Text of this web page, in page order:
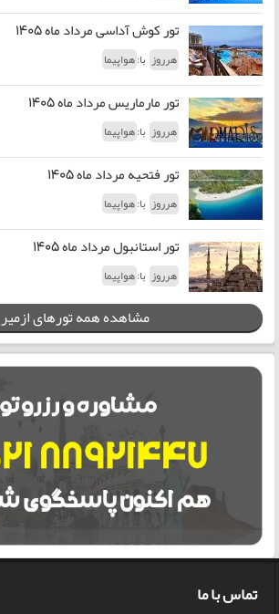
تور کوش آداسی مرداد ماه 1405
هرروز با:هواپیما
تور مارماریس مرداد ماه 1405
هرروز با:هواپیما
تور فتحیه مرداد ماه 1405
هرروز با:هواپیما
تور استانبول مرداد ماه 1405
هرروز با:هواپیما
مشاهده همه تورهای ازمیر
تماس با ما